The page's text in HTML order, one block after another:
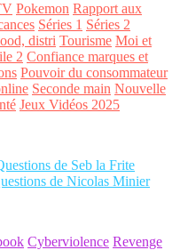
Pokemon Rapport aux
Séries 1 Séries 2
distri Tourisme Moi et
2 Confiance marques et
Pouvoir du consommateur
Seconde main Nouvelle
Jeux Vidéos 2025
de Seb la Frite
de Nicolas Minier
Cyberviolence Revenge